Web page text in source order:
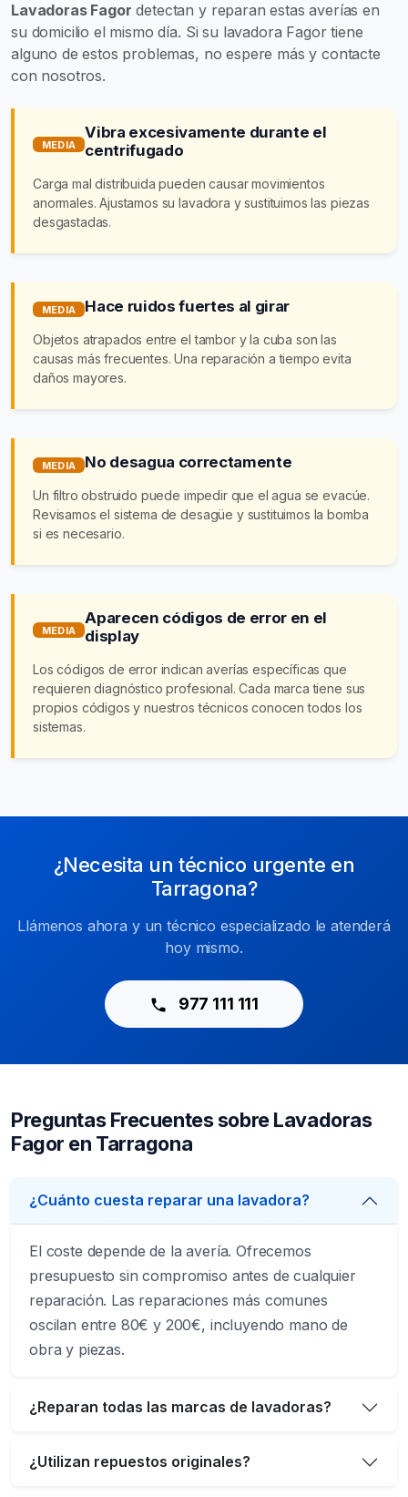
Lavadoras Fagor detectan y reparan estas averías en
su domicilio el mismo día. Si su lavadora Fagor tiene
alguno de estos problemas, no espere más y contacte
con nosotros.
MEDIA
Vibra excesivamente durante el
centrifugado
Carga mal distribuida pueden causar movimientos
anormales. Ajustamos su lavadora y sustituimos las piezas
desgastadas.
MEDIA Hace ruidos fuertes al girar
Objetos atrapados entre el tambor y la cuba son las
causas más frecuentes. Una reparación a tiempo evita
daños mayores.
MEDIA No desagua correctamente
Un filtro obstruido puede impedir que el agua se evacúe.
Revisamos el sistema de desagüe y sustituimos la bomba
si es necesario.
MEDIA
Aparecen códigos de error en el
display
Los códigos de error indican averías específicas que
requieren diagnóstico profesional. Cada marca tiene sus
propios códigos y nuestros técnicos conocen todos los
sistemas.
¿Necesita un técnico urgente en
Tarragona?
Llámenos ahora y un técnico especializado le atenderá
hoy mismo.
977 111 111
Preguntas Frecuentes sobre Lavadoras
Fagor en Tarragona
¿Cuánto cuesta reparar una lavadora?
El coste depende de la avería. Ofrecemos
presupuesto sin compromiso antes de cualquier
reparación. Las reparaciones más comunes
oscilan entre 80€ y 200€, incluyendo mano de
obra y piezas.
¿Reparan todas las marcas de lavadoras?
¿Utilizan repuestos originales?